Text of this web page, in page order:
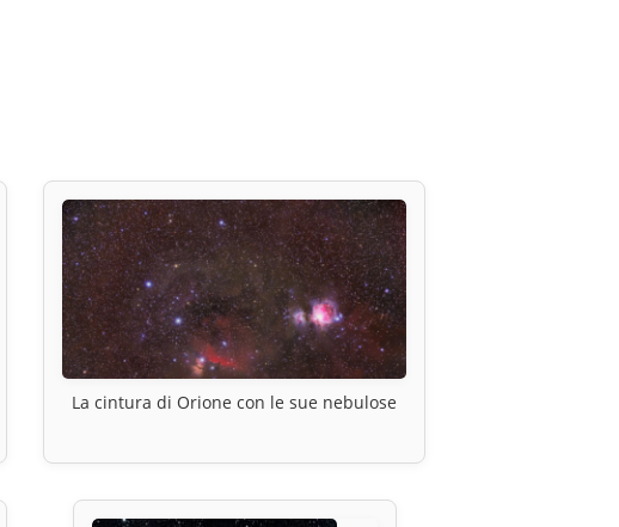
La cintura di Orione con le sue nebulose